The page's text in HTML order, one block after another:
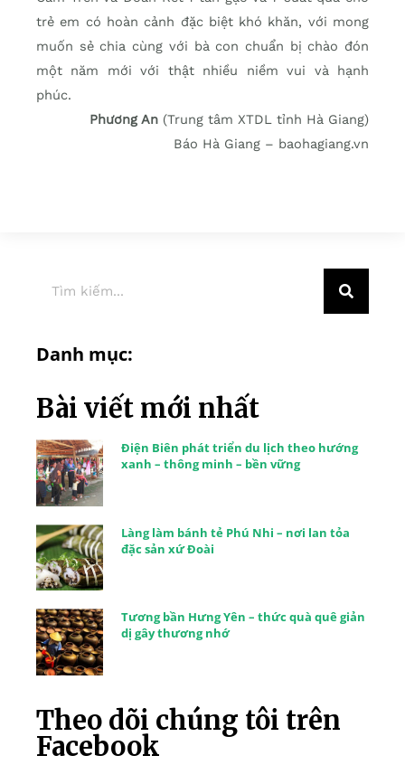
trẻ em có hoàn cảnh đặc biệt khó khăn, với mong
muốn sẻ chia cùng với bà con chuẩn bị chào đón
một năm mới với thật nhiều niềm vui và hạnh
phúc.
Phương An (Trung tâm XTDL tỉnh Hà Giang)
Báo Hà Giang – baohagiang.vn
Danh mục:
Bài viết mới nhất
Điện Biên phát triển du lịch theo hướng
xanh – thông minh – bền vững
Làng làm bánh tẻ Phú Nhi – nơi lan tỏa
đặc sản xứ Đoài
Tương bần Hưng Yên – thức quà quê giản
dị gây thương nhớ
Theo dõi chúng tôi trên
Facebook